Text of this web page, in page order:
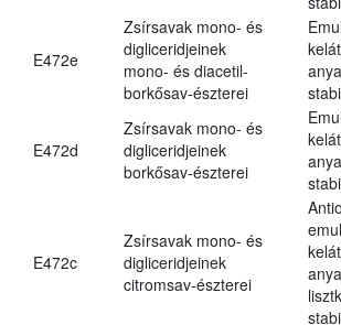
E472e
Zsírsavak mono- és
digliceridjeinek
mono- és diacetil-
borkősav-észterei
E472d
Zsírsavak mono- és
digliceridjeinek
borkősav-észterei
E472c
Zsírsavak mono- és
digliceridjeinek
citromsav-észterei